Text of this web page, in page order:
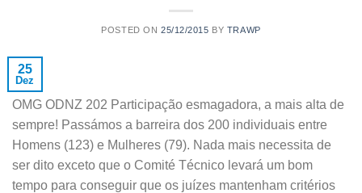
POSTED ON 25/12/2015 BY TRAWP
25
Dez
OMG ODNZ 202 Participação esmagadora, a mais alta de
sempre! Passámos a barreira dos 200 individuais entre
Homens (123) e Mulheres (79). Nada mais necessita de
ser dito exceto que o Comité Técnico levará um bom
tempo para conseguir que os juízes mantenham critérios